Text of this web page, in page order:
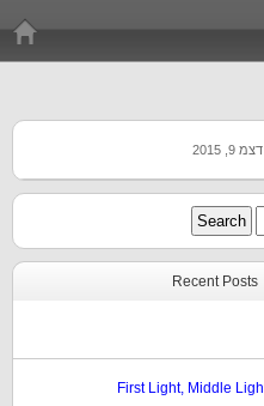
דצמ 9, 2015
Recent Posts